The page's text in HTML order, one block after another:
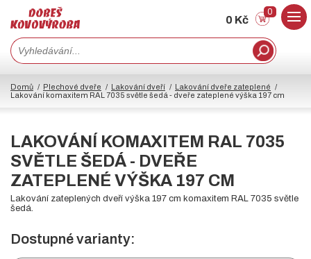
0 Kč
0
Domů Plechové dveře Lakování dveří
Lakování dveře zateplené
Lakování komaxitem RAL 7035 světle šedá - dveře zateplené výška 197 cm
LAKOVÁNÍ KOMAXITEM RAL 7035
SVĚTLE ŠEDÁ - DVEŘE
ZATEPLENÉ VÝŠKA 197 CM
Lakování zateplených dveří výška 197 cm komaxitem RAL 7035 světle
šedá.
Dostupné varianty: